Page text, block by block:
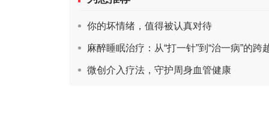
你的坏情绪，值得被认真对待
麻醉睡眠治疗：从“打一针”到“治一病”的跨
微创介入疗法，守护周身血管健康